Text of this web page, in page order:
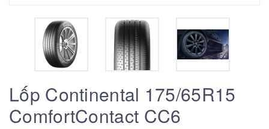
Lốp Continental 175/65R15
ComfortContact CC6